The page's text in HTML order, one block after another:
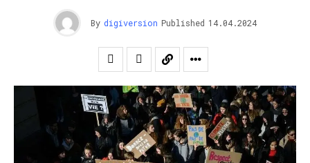
By digiversion Published 14.04.2024